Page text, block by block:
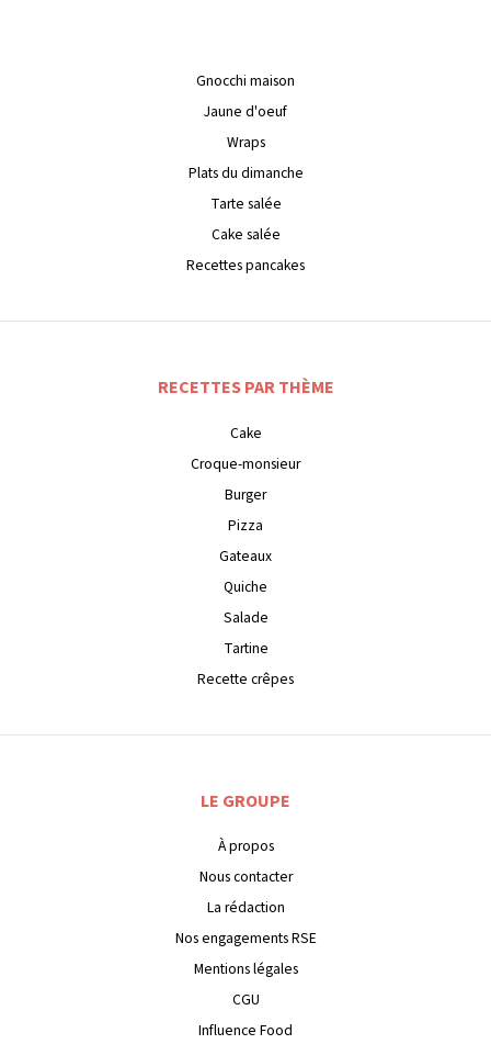
Gnocchi maison
Jaune d'oeuf
Wraps
Plats du dimanche
Tarte salée
Cake salée
Recettes pancakes
RECETTES PAR THÈME
Cake
Croque-monsieur
Burger
Pizza
Gateaux
Quiche
Salade
Tartine
Recette crêpes
LE GROUPE
À propos
Nous contacter
La rédaction
Nos engagements RSE
Mentions légales
CGU
Influence Food